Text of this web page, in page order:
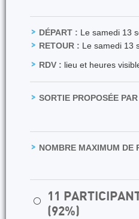
DÉPART : Le samedi 13
RETOUR : Le samedi 13
RDV : lieu et heures
SORTIE PROPOSÉE
NOMBRE MAXIMUM DE
⚪
11
(92%)